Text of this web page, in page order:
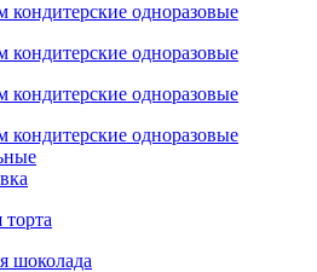
одноразовые
одноразовые
одноразовые
одноразовые
шоколада